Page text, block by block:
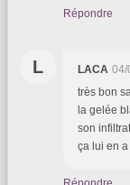
Répondre
L LACA 04/
très bon
la gelée
son
ça lui en